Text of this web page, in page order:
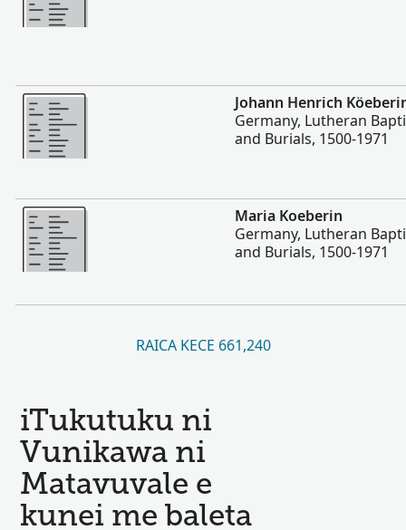
Vakalevu cake
Johann Henrich
Germany, Lutheran
and Burials, 1500-1971
Vakalevu cake
Maria Koeberin
Germany, Lutheran
and Burials, 1500-1971
RAICA KECE 661,240
iTukutuku ni
Vunikawa ni
Matavuvale e
kunei me baleta